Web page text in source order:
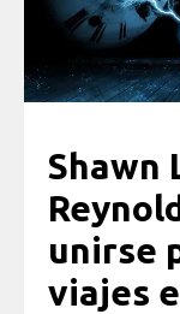
Shawn
unirse
viajes